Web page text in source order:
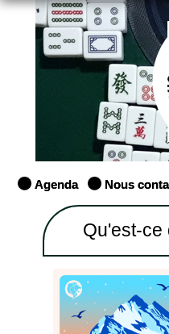
Agenda Nous
Qu'est-ce